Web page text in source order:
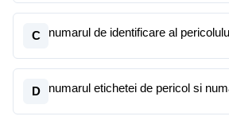
C numarul de identificare al
D numarul etichetei de pericol si